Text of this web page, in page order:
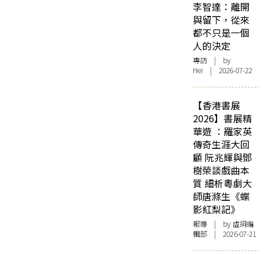
李智達：離開
與留下，從來
都不只是一個
人的決定
專訪 | by
Hei | 2026-07-22
【香港書展
2026】書展精
華遊 ：羅家英
傳奇生涯大回
顧 阮兆輝與鄧
樹榮談戲曲本
質 細析粵劇大
師唐滌生《蝶
影紅梨記》
報導 | by 虛詞編
輯部 | 2026-07-21